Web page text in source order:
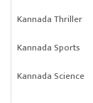
Kannada Thriller
Kannada Sports
Kannada Science